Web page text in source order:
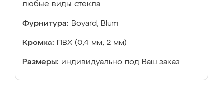
любые виды стекла
Фурнитура: Boyard, Blum
Кромка: ПВХ (0,4 мм, 2 мм)
Размеры: индивидуально под Ваш заказ